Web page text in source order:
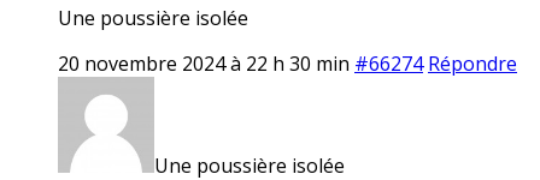
Une poussière isolée
20 novembre 2024 à 22 h 30 min #66274 Répondre
Une poussière isolée